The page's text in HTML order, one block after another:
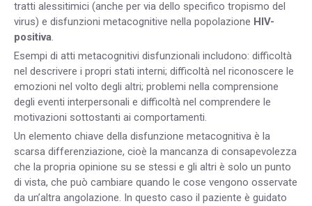
tratti alessitimici (anche per via dello specifico tropismo del
virus) e disfunzioni metacognitive nella popolazione HIV-
positiva.
Esempi di atti metacognitivi disfunzionali includono: difficoltà
nel descrivere i propri stati interni; difficoltà nel riconoscere le
emozioni nel volto degli altri; problemi nella comprensione
degli eventi interpersonali e difficoltà nel comprendere le
motivazioni sottostanti ai comportamenti.
Un elemento chiave della disfunzione metacognitiva è la
scarsa differenziazione, cioè la mancanza di consapevolezza
che la propria opinione su se stessi e gli altri è solo un punto
di vista, che può cambiare quando le cose vengono osservate
da un’altra angolazione. In questo caso il paziente è guidato